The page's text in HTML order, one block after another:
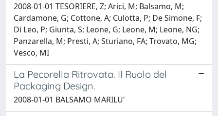
2008-01-01 TESORIERE, Z; Arici, M; Balsamo, M;
Cardamone, G; Cottone, A; Culotta, P; De Simone, F;
Di Leo, P; Giunta, S; Leone, G; Leone, M; Leone, NG;
Panzarella, M; Presti, A; Sturiano, FA; Trovato, MG;
Vesco, MI
La Pecorella Ritrovata. Il Ruolo del
Packaging Design.
2008-01-01 BALSAMO MARILU'